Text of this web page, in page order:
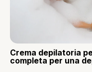
Crema depilatoria
completa per una